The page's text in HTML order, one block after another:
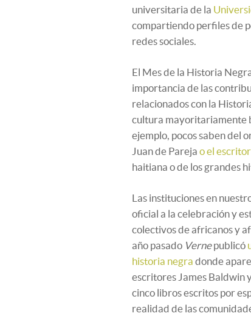
universitaria de la
compartiendo perfiles de
redes sociales.
El Mes de la Historia
importancia de las
relacionados con la
cultura mayoritariamente
ejemplo, pocos saben del
Juan de Pareja o el
haitiana o de los grandes
Las instituciones en
oficial a la celebración y
colectivos de africanos y
año pasado Vernepublicó
historia negra donde
escritores James Baldwin
cinco libros escritos por
realidad de las